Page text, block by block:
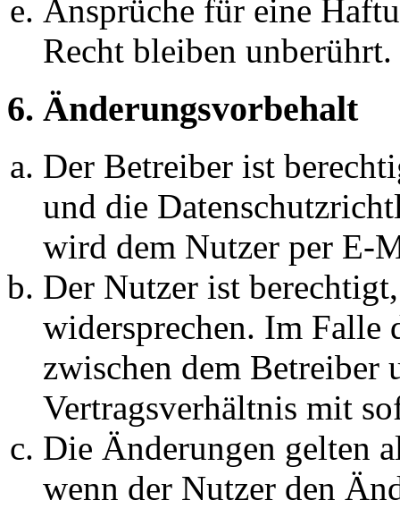
Ansprüche für eine
Recht bleiben unberührt.
6. Änderungsvorbehalt
Der Betreiber ist
und die
wird dem Nutzer per E-
Der Nutzer ist
widersprechen. Im Falle
zwischen dem Betreiber
Vertragsverhältnis mit
Die Änderungen gelten
wenn der Nutzer den